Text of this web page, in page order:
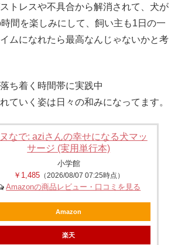
トレスや不具合から解消されて、犬が
間を楽しみにして、飼い主も1日の一
ムになれたら最高なんじゃないかと考
ち着く時間帯に実践中
ていく姿は日々の和みになってます。
なで: aziさんの幸せになる犬マッ
サージ (実用単行本)
小学館
￥1,485（2026/08/07 07:25時点）
Amazonの商品レビュー・口コミを見る
Amazon
楽天